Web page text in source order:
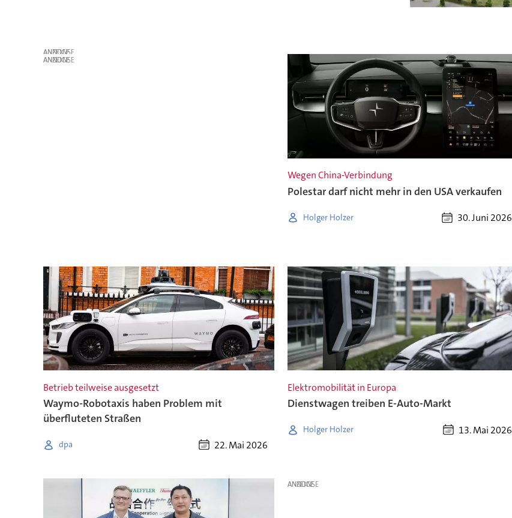
ANZEIGE
ANZEIGE
Wegen China-Verbindung
Polestar darf nicht mehr in den USA verkaufen
Holger Holzer 30. Juni 2026
Betrieb teilweise ausgesetzt
Waymo-Robotaxis haben Problem mit
überfluteten Straßen
dpa 22. Mai 2026
Elektromobilität in Europa
Dienstwagen treiben E-Auto-Markt
Holger Holzer 13. Mai 2026
ANZEIGE